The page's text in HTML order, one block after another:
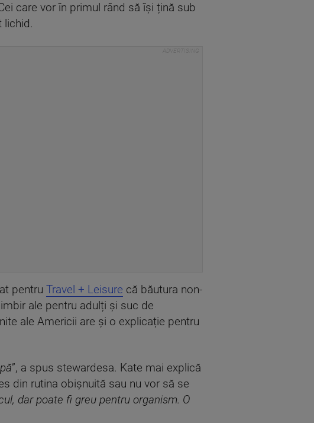
care vor în primul rând să își țină sub
lichid.
pentru Travel + Leisure că băutura non-
ale pentru adulți și suc de
ale Americii are și o explicație pentru
”, a spus stewardesa. Kate mai explică
din rutina obișnuită sau nu vor să se
dar poate fi greu pentru organism. O